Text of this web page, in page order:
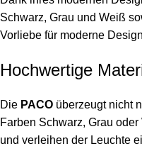
Schwarz, Grau und Weiß
Vorliebe für moderne
Hochwertige
Die PACO überzeugt nicht
Farben Schwarz, Grau
und verleihen der Leuchte